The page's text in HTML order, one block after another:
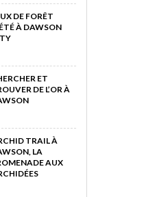
DE FORÊT
À DAWSON
ET
DE L’OR À
TRAIL À
LA
AUX